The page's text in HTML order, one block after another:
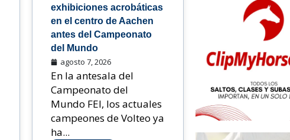
exhibiciones acrobáticas
en el centro de Aachen
antes del Campeonato
del Mundo
agosto 7, 2026
En la antesala del
Campeonato del
Mundo FEI, los actuales
campeones de Volteo ya
ha...